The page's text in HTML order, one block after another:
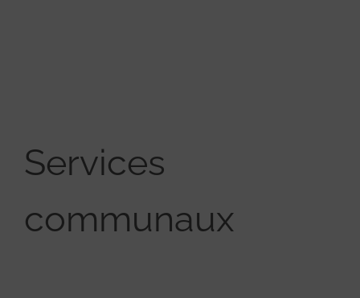
Services
communaux